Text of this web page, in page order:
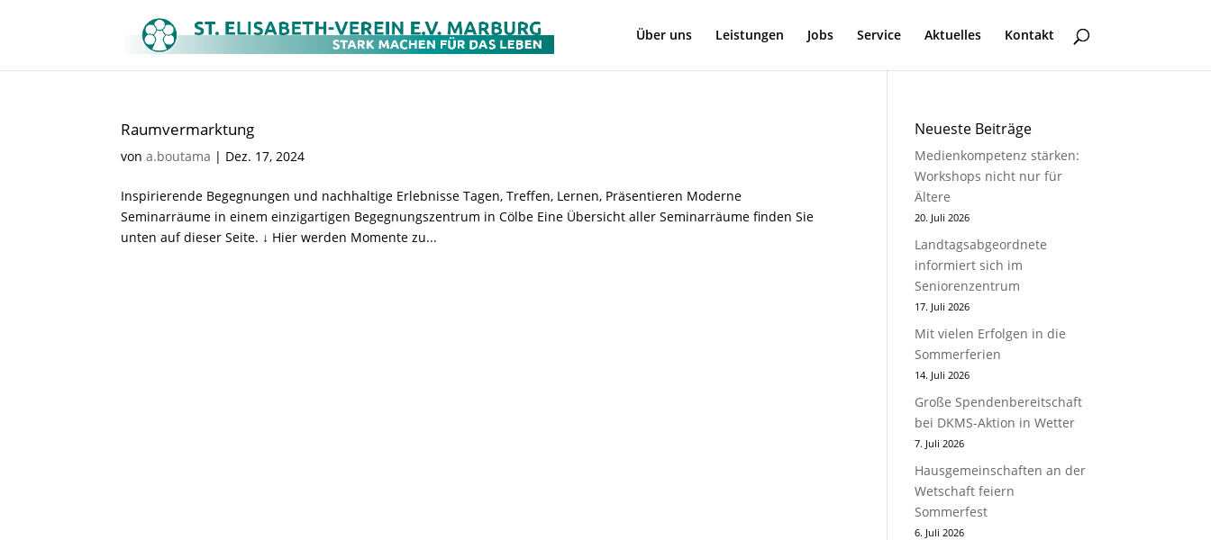
Über uns Leistungen Jobs Service Aktuelles Kontakt
Raumvermarktung
vona.boutama | Dez. 17, 2024
Inspirierende Begegnungen und nachhaltige Erlebnisse Tagen, Treffen, Lernen, Präsentieren Moderne
Seminarräume in einem einzigartigen Begegnungszentrum in Cölbe Eine Übersicht aller Seminarräume finden Sie
unten auf dieser Seite. ↓ Hier werden Momente zu...
Neueste Beiträge
Medienkompetenz stärken:
Workshops nicht nur für
Ältere
20. Juli 2026
Landtagsabgeordnete
informiert sich im
Seniorenzentrum
17. Juli 2026
Mit vielen Erfolgen in die
Sommerferien
14. Juli 2026
Große Spendenbereitschaft
bei DKMS-Aktion in Wetter
7. Juli 2026
Hausgemeinschaften an der
Wetschaft feiern
Sommerfest
6. Juli 2026